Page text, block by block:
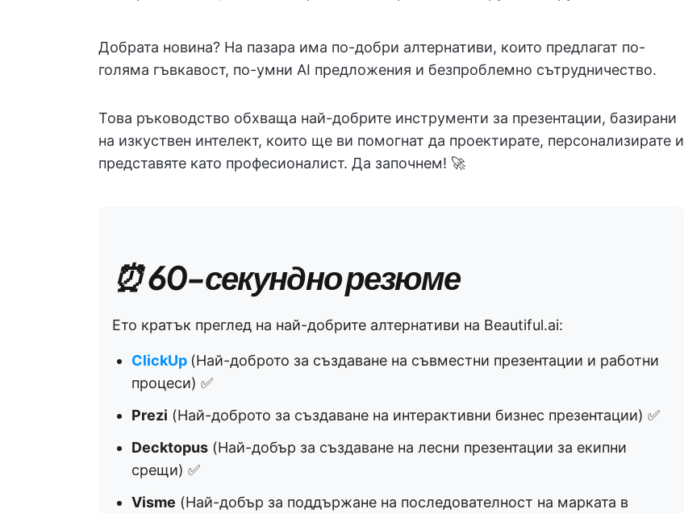
Добрата новина? На пазара има по-добри алтернативи, които предлагат по-
голяма гъвкавост, по-умни AI предложения и безпроблемно сътрудничество.
Това ръководство обхваща най-добрите инструменти за презентации, базирани
на изкуствен интелект, които ще ви помогнат да проектирате, персонализирате и
представяте като професионалист. Да започнем! 🚀
⏰ 60-секундно резюме
Ето кратък преглед на най-добрите алтернативи на Beautiful.ai:
ClickUp (Най-доброто за създаване на съвместни презентации и работни
процеси) ✅
Prezi (Най-доброто за създаване на интерактивни бизнес презентации) ✅
Decktopus (Най-добър за създаване на лесни презентации за екипни
срещи) ✅
Visme (Най-добър за поддържане на последователност на марката в